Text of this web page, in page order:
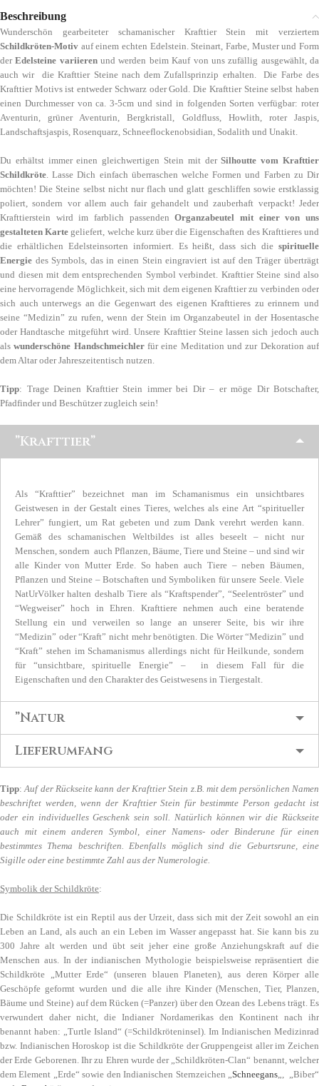
Beschreibung
Wunderschön gearbeiteter schamanischer Krafttier Stein mit verziertem
Schildkröten-Motiv auf einem echten Edelstein. Steinart, Farbe, Muster und Form
derEdelsteine variierenund werden beim Kauf von uns zufällig ausgewählt, da
auch wir die Krafttier Steine nach dem Zufallsprinzip erhalten. Die Farbe des
Krafttier Motivs ist entweder Schwarz oder Gold. Die Krafttier Steine selbst haben
einen Durchmesser von ca. 3-5cm und sind in folgenden Sorten verfügbar: roter
Aventurin, grüner Aventurin, Bergkristall, Goldfluss, Howlith, roter Jaspis,
Landschaftsjaspis, Rosenquarz, Schneeflockenobsidian, Sodalith und Unakit.
Du erhältst immer einen gleichwertigen Stein mit derSilhoutte vom Krafttier
Schildkröte. Lasse Dich einfach überraschen welche Formen und Farben zu Dir
möchten! Die Steine selbst nicht nur flach und glatt geschliffen sowie erstklassig
poliert, sondern vor allem auch fair gehandelt und zauberhaft verpackt! Jeder
Krafttierstein wird im farblich passendenOrganzabeutel mit einer von uns
gestalteten Karte geliefert, welche kurz über die Eigenschaften des Krafttieres und
die erhältlichen Edelsteinsorten informiert. Es heißt, dass sich die spirituelle
Energie des Symbols, das in einen Stein eingraviert ist auf den Träger überträgt
und diesen mit dem entsprechenden Symbol verbindet. Krafttier Steine sind also
eine hervorragende Möglichkeit, sich mit dem eigenen Krafttier zu verbinden oder
sich auch unterwegs an die Gegenwart des eigenen Krafttieres zu erinnern und
seine “Medizin” zu rufen, wenn der Stein im Organzabeutel in der Hosentasche
oder Handtasche mitgeführt wird. Unsere Krafttier Steine lassen sich jedoch auch
alswunderschöne Handschmeichlerfür eine Meditation und zur Dekoration auf
dem Altar oder Jahreszeitentisch nutzen.
Tipp: Trage Deinen Krafttier Stein immer bei Dir – er möge Dir Botschafter,
Pfadfinder und Beschützer zugleich sein!
”Krafttier”
Als “Krafttier” bezeichnet man im Schamanismus ein unsichtbares
Geistwesen in der Gestalt eines Tieres, welches als eine Art “spiritueller
Lehrer” fungiert, um Rat gebeten und zum Dank verehrt werden kann.
Gemäß des schamanischen Weltbildes ist alles beseelt – nicht nur
Menschen, sondern auch Pflanzen, Bäume, Tiere und Steine – und sind wir
alle Kinder von Mutter Erde. So haben auch Tiere – neben Bäumen,
Pflanzen und Steine – Botschaften und Symboliken für unsere Seele. Viele
NatUrVölker halten deshalb Tiere als “Kraftspender”, “Seelentröster” und
“Wegweiser” hoch in Ehren. Krafttiere nehmen auch eine beratende
Stellung ein und verweilen so lange an unserer Seite, bis wir ihre
“Medizin” oder “Kraft” nicht mehr benötigten. Die Wörter “Medizin” und
“Kraft” stehen im Schamanismus allerdings nicht für Heilkunde, sondern
für “unsichtbare, spirituelle Energie” – in diesem Fall für die
Eigenschaften und den Charakter des Geistwesens in Tiergestalt.
”Natur
Lieferumfang
Tipp:Auf der Rückseite kann der Krafttier Stein z.B. mit dem persönlichen Namen
beschriftet werden, wenn der Krafttier Stein für bestimmte Person gedacht ist
oder ein individuelles Geschenk sein soll. Natürlich können wir die Rückseite
auch mit einem anderen Symbol, einer Namens- oder Binderune für einen
bestimmtes Thema beschriften. Ebenfalls möglich sind die Geburtsrune, eine
Sigille oder eine bestimmte Zahl aus der Numerologie.
Symbolik der Schildkröte:
Die Schildkröte ist ein Reptil aus der Urzeit, dass sich mit der Zeit sowohl an ein
Leben an Land, als auch an ein Leben im Wasser angepasst hat. Sie kann bis zu
300 Jahre alt werden und übt seit jeher eine große Anziehungskraft auf die
Menschen aus. In der indianischen Mythologie beispielsweise repräsentiert die
Schildkröte „Mutter Erde“ (unseren blauen Planeten), aus deren Körper alle
Geschöpfe geformt wurden und die alle ihre Kinder (Menschen, Tier, Planzen,
Bäume und Steine) auf dem Rücken (=Panzer) über den Ozean des Lebens trägt. Es
verwundert daher nicht, die Indianer Nordamerikas den Kontinent nach ihr
benannt haben: „Turtle Island“ (=Schildkröteninsel). Im Indianischen Medizinrad
bzw. Indianischen Horoskop ist die Schildkröte der Gruppengeist aller im Zeichen
der Erde Geborenen. Ihr zu Ehren wurde der „Schildkröten-Clan“ benannt, welcher
dem Element „Erde“ sowie den Indianischen Sternzeichen „Schneegans„, „Biber“